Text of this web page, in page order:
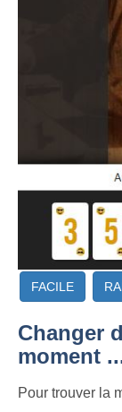
FACILE
Changer
moment
Pour trouver la